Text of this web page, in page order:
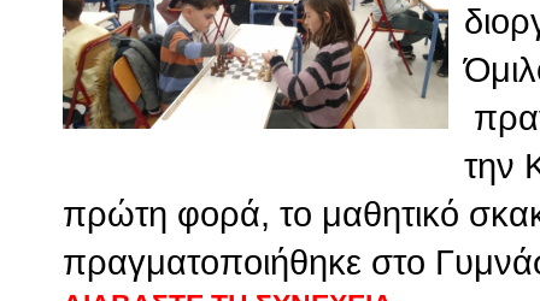
την
πρώτη φορά, το μαθητικό
πραγματοποιήθηκε στο